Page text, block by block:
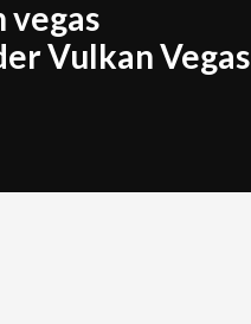
vegas
Vulkan Vegas